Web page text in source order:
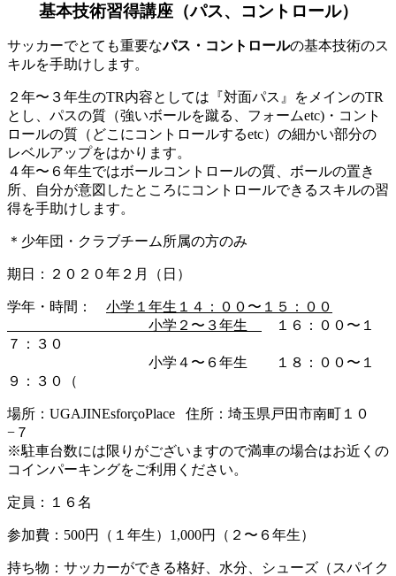
基本技術習得講座（パス、コントロール）
サッカーでとても重要なパス・コントロールの基本技術のス
キルを手助けします。
２年〜３年生のTR内容としては『対面パス』をメインのTR
とし、パスの質（強いボールを蹴る、フォームetc)・コント
ロールの質（どこにコントロールするetc）の細かい部分の
レベルアップをはかります。
４年〜６年生ではボールコントロールの質、ボールの置き
所、自分が意図したところにコントロールできるスキルの習
得を手助けします。
＊少年団・クラブチーム所属の方のみ
期日：２０２０年２月（日）
学年・時間： 小学１年生１４：００〜１５：００
小学２〜３年生
１６：００〜１
７：３０
小学４〜６年生 １８：００〜１
９：３０（
場所：UGAJINEsforçoPlace 住所：埼玉県戸田市南町１０
−７
※駐車台数には限りがございますので満車の場合はお近くの
コインパーキングをご利用ください。
定員：１６名
参加費：500円（１年生）1,000円（２〜６年生）
持ち物：サッカーができる格好、水分、シューズ（スパイク